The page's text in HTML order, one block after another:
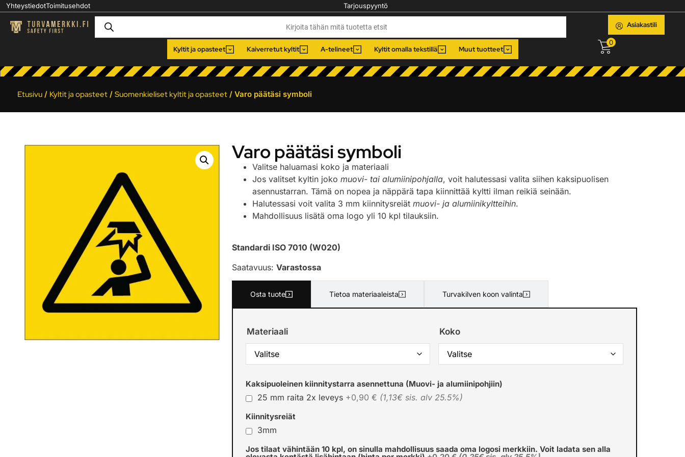
YhteystiedotToimitusehdot Tarjouspyyntö
Kyltit ja opasteet Kaiverretut kyltit A-telineet Kyltit omalla tekstillä Muut tuotteet
Asiakastili
0
Etusivu/ Kyltit ja opasteet/ Suomenkieliset kyltit ja opasteet/ Varo päätäsi symboli
Varo päätäsi symboli
Valitse haluamasi koko ja materiaali
Jos valitset kyltin joko muovi- tai alumiinipohjalla, voit halutessasi valita siihen kaksipuolisen
asennustarran. Tämä on nopea ja näppärä tapa kiinnittää kyltti ilman reikiä seinään.
Halutessasi voit valita 3 mm kiinnitysreiät muovi- ja alumiinikyltteihin.
Mahdollisuus lisätä oma logo yli 10 kpl tilauksiin.
Standardi ISO 7010 (W020)
Saatavuus: Varastossa
Osta tuote Tietoa materiaaleista Turvakilven koon valinta
Materiaali Koko
Kaksipuoleinen kiinnitystarra asennettuna (Muovi- ja alumiinipohjiin)
25 mm raita 2x leveys +0,90 € (1,13€ sis. alv 25.5%)
Kiinnitysreiät
3mm
Jos tilaat vähintään 10 kpl, on sinulla mahdollisuus saada oma logosi merkkiin. Voit ladata sen alla